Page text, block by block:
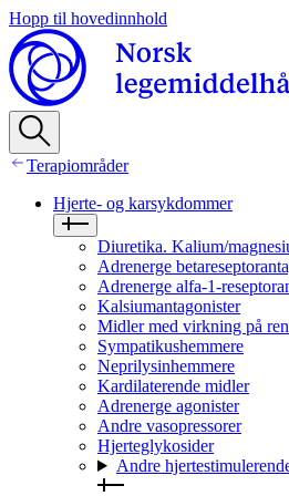
Hopp til hovedinnhold
Terapiområder
Hjerte- og karsykdommer
Diuretika. Kalium/
Adrenerge
Adrenerge alfa-1-
Kalsiumantagonister
Midler med virkning på
Sympatikushemmere
Neprilysinhemmere
Kardilaterende midler
Adrenerge agonister
Andre vasopressorer
Hjerteglykosider
Andre